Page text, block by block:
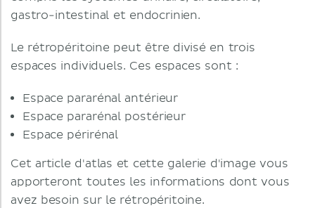
gastro-intestinal et endocrinien.
Le rétropéritoine peut être divisé en trois
espaces individuels. Ces espaces sont :
Espace pararénal antérieur
Espace pararénal postérieur
Espace périrénal
Cet article d'atlas et cette galerie d'image vous
apporteront toutes les informations dont vous
avez besoin sur le rétropéritoine.